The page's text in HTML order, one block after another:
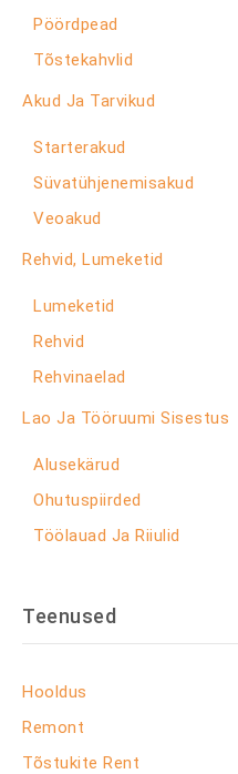
Pöördpead
Tõstekahvlid
Akud Ja Tarvikud
Starterakud
Süvatühjenemisakud
Veoakud
Rehvid, Lumeketid
Lumeketid
Rehvid
Rehvinaelad
Lao Ja Tööruumi Sisestus
Alusekärud
Ohutuspiirded
Töölauad Ja Riiulid
Teenused
Hooldus
Remont
Tõstukite Rent